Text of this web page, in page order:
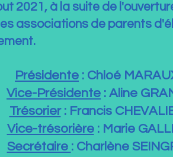
2021, à la suite de
associations de parents
Présidente : Chloé
Vice-Présidente : Aline
Trésorier: Francis
Vice-trésorière: Marie
Secrétaire : Charlène